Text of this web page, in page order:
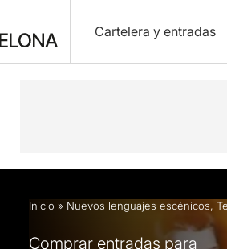
Cartelera y entradas
Descripción Ficha artística
Inicio » Nuevos lenguajes escénicos,
Comprar entradas para